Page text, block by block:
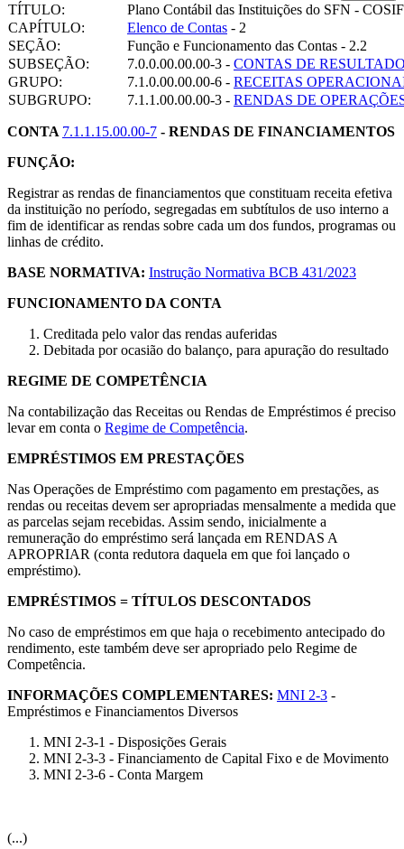
TÍTULO:
Plano Contábil das Instituições do SFN - COSIF
CAPÍTULO:
Elenco de Contas - 2
SEÇÃO:
Função e Funcionamento das Contas - 2.2
SUBSEÇÃO:
7.0.0.00.00.00-3 - CONTAS DE
GRUPO:
7.1.0.00.00.00-6 - RECEITAS
SUBGRUPO:
7.1.1.00.00.00-3 - RENDAS DE
CONTA 7.1.1.15.00.00-7 - RENDAS DE FINANCIAMENTOS
FUNÇÃO:
Registrar as rendas de financiamentos que constituam receita efetiva
da instituição no período, segregadas em subtítulos de uso interno a
fim de identificar as rendas sobre cada um dos fundos, programas ou
linhas de crédito.
BASE NORMATIVA: Instrução Normativa BCB 431/2023
FUNCIONAMENTO DA CONTA
Creditada pelo valor das rendas auferidas
Debitada por ocasião do balanço, para apuração do resultado
REGIME DE COMPETÊNCIA
Na contabilização das Receitas ou Rendas de Empréstimos é preciso
levar em conta o Regime de Competência.
EMPRÉSTIMOS EM PRESTAÇÕES
Nas Operações de Empréstimo com pagamento em prestações, as
rendas ou receitas devem ser apropriadas mensalmente a medida que
as parcelas sejam recebidas. Assim sendo, inicialmente a
remuneração do empréstimo será lançada em RENDAS A
APROPRIAR (conta redutora daquela em que foi lançado o
empréstimo).
EMPRÉSTIMOS = TÍTULOS DESCONTADOS
No caso de empréstimos em que haja o recebimento antecipado do
rendimento, este também deve ser apropriado pelo Regime de
Competência.
INFORMAÇÕES COMPLEMENTARES: MNI 2-3 -
Empréstimos e Financiamentos Diversos
MNI 2-3-1 - Disposições Gerais
MNI 2-3-3 - Financiamento de Capital Fixo e de Movimento
MNI 2-3-6 - Conta Margem
(...)